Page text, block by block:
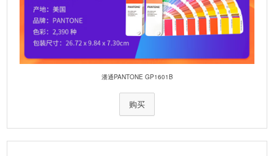
潘通PANTONE GP1601B
购买